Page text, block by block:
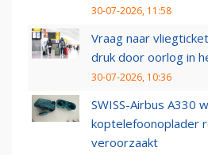
30-07-2026, 11:58
Vraag naar
druk door oorlog in
30-07-2026, 10:36
SWISS-Airbus A330
koptelefoonoplader
veroorzaakt